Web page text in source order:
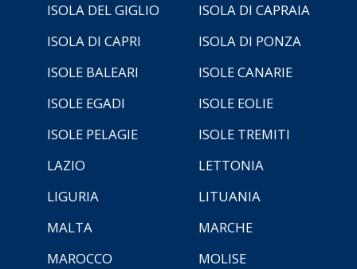
ISOLA DEL GIGLIO
ISOLA DI CAPRAIA
ISOLA DI CAPRI
ISOLA DI PONZA
ISOLE BALEARI
ISOLE CANARIE
ISOLE EGADI
ISOLE EOLIE
ISOLE PELAGIE
ISOLE TREMITI
LAZIO
LETTONIA
LIGURIA
LITUANIA
MALTA
MARCHE
MAROCCO
MOLISE